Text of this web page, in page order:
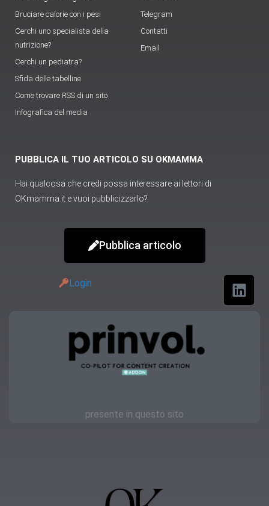
Bruciare calorie con i pesi
Cerchi uno specialista della
nutrizione?
Cerchi un pediatra?
Sfida delle tabelline
Come trovare RSS di un sito
Infografica del media
Telegram
Contatti
Email
PUBBLICA IL TUO ARTICOLO SU OKMAMMA
Hai qualcosa che credi possa interessare ai lettori di
OKmamma.it e vuoi pubblicizzarlo?
Pubblica articolo
Login
presente in questo sito